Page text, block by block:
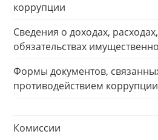
коррупции
Сведения о доходах,
обязательствах
Формы документов,
противодействием
Комиссии